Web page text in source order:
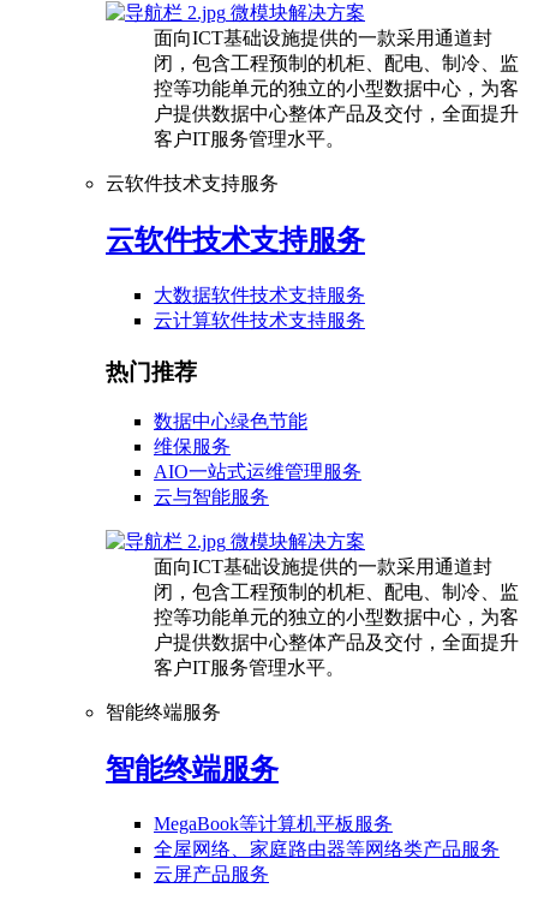
微模块解决方案
面向ICT基础设施提供的一款采用通道封
闭，包含工程预制的机柜、配电、制冷、监
控等功能单元的独立的小型数据中心，为客
户提供数据中心整体产品及交付，全面提升
客户IT服务管理水平。
云软件技术支持服务
云软件技术支持服务
大数据软件技术支持服务
云计算软件技术支持服务
热门推荐
数据中心绿色节能
维保服务
AIO一站式运维管理服务
云与智能服务
微模块解决方案
面向ICT基础设施提供的一款采用通道封
闭，包含工程预制的机柜、配电、制冷、监
控等功能单元的独立的小型数据中心，为客
户提供数据中心整体产品及交付，全面提升
客户IT服务管理水平。
智能终端服务
智能终端服务
MegaBook等计算机平板服务
全屋网络、家庭路由器等网络类产品服务
云屏产品服务